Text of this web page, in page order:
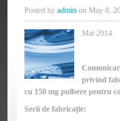
Posted by admin on May 8,
Mai 2014
privind
cu 150 mg pulbere pentru
Serii de fabricaţie: